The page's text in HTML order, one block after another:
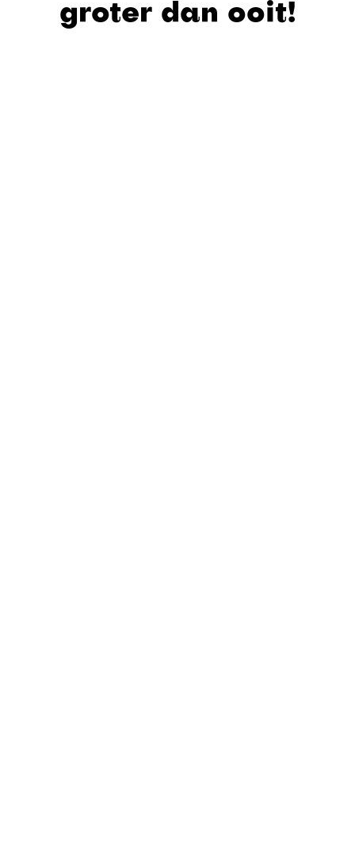
groter dan ooit!